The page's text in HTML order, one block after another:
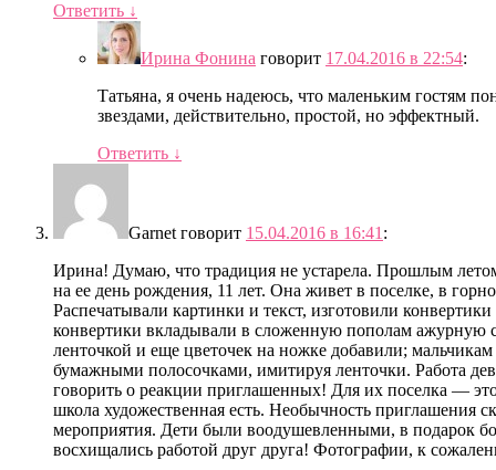
Ответить ↓
Ирина Фонина говорит 17.04.2016 в 22:54:
Татьяна, я очень надеюсь, что маленьким гостям
звездами, действительно, простой, но эффектный.
Ответить ↓
Garnet говорит 15.04.2016 в 16:41 :
Ирина! Думаю, что традиция не устарела. Прошлым
на ее день рождения, 11 лет. Она живет в поселке, в
Распечатывали картинки и текст, изготовили
конвертики вкладывали в сложенную пополам ажурную
ленточкой и еще цветочек на ножке добавили;
бумажными полосочками, имитируя ленточки. Работа
говорить о реакции приглашенных! Для их поселка —
школа художественная есть. Необычность приглашения
мероприятия. Дети были воодушевленными, в подарок
восхищались работой друг друга! Фотографии, к